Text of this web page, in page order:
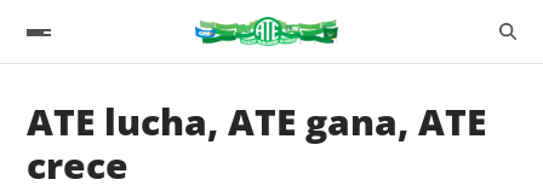
ATE lucha, ATE gana, ATE
crece